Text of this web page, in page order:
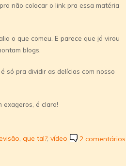
não colocar o link pra essa matéria
o que comeu. E parece que já virou
blogs.
só pra dividir as delí­cias com nosso
exageros, é claro!
2 comentários
que tal?, ví­deo